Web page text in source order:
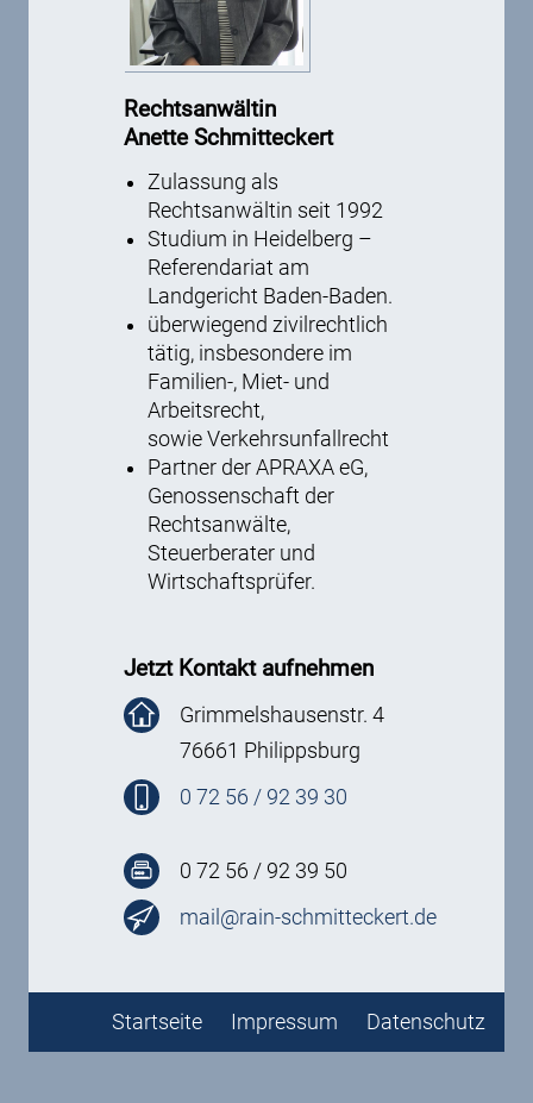
Rechtsanwältin
Anette Schmitteckert
Zulassung als
Rechtsanwältin seit 1992
Studium in Heidelberg –
Referendariat am
Landgericht Baden-Baden.
überwiegend zivilrechtlich
tätig, insbesondere im
Familien-, Miet- und
Arbeitsrecht,
sowie Verkehrsunfallrecht
Partner der APRAXA eG,
Genossenschaft der
Rechtsanwälte,
Steuerberater und
Wirtschaftsprüfer.
Jetzt Kontakt aufnehmen
Grimmelshausenstr. 4
76661 Philippsburg
0 72 56 / 92 39 30
0 72 56 / 92 39 50
mail@rain-schmitteckert.de
Startseite Impressum Datenschutz